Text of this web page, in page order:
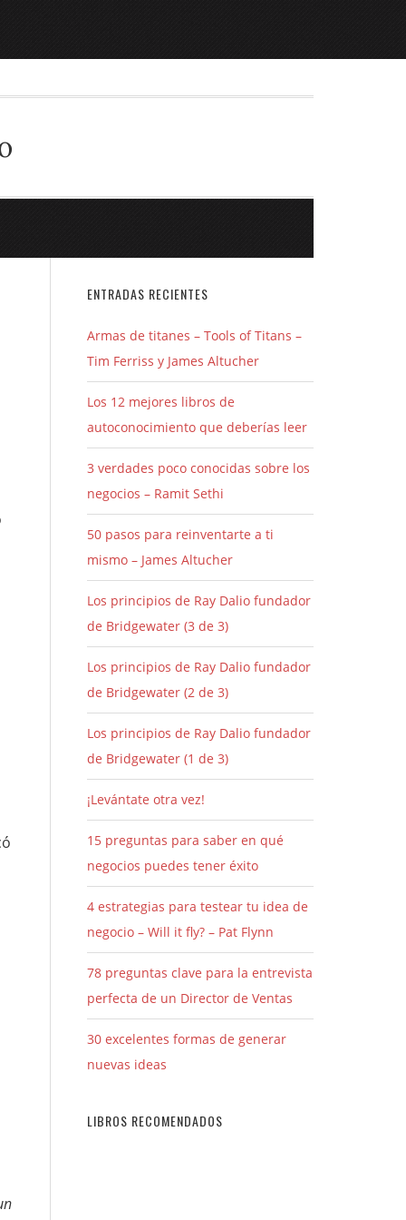
ENTRADAS RECIENTES
Armas de titanes – Tools of Titans –
Tim Ferriss y James Altucher
Los 12 mejores libros de
autoconocimiento que deberías leer
3 verdades poco conocidas sobre los
negocios – Ramit Sethi
50 pasos para reinventarte a ti
mismo – James Altucher
Los principios de Ray Dalio fundador
de Bridgewater (3 de 3)
Los principios de Ray Dalio fundador
de Bridgewater (2 de 3)
Los principios de Ray Dalio fundador
de Bridgewater (1 de 3)
¡Levántate otra vez!
15 preguntas para saber en qué
negocios puedes tener éxito
4 estrategias para testear tu idea de
negocio – Will it fly? – Pat Flynn
78 preguntas clave para la entrevista
perfecta de un Director de Ventas
30 excelentes formas de generar
nuevas ideas
LIBROS RECOMENDADOS